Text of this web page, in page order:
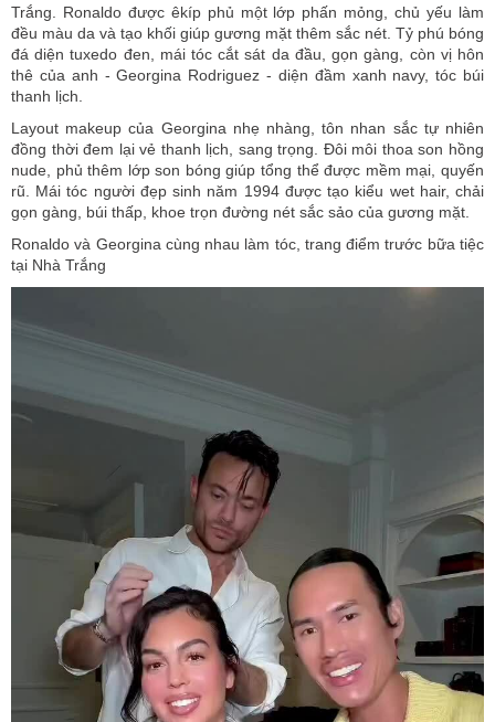
Trắng. Ronaldo được êkíp phủ một lớp phấn mỏng, chủ yếu làm
đều màu da và tạo khối giúp gương mặt thêm sắc nét. Tỷ phú bóng
đá diện tuxedo đen, mái tóc cắt sát da đầu, gọn gàng, còn vị hôn
thê của anh - Georgina Rodriguez - diện đầm xanh navy, tóc búi
thanh lịch.
Layout makeup của Georgina nhẹ nhàng, tôn nhan sắc tự nhiên
đồng thời đem lại vẻ thanh lịch, sang trọng. Đôi môi thoa son hồng
nude, phủ thêm lớp son bóng giúp tổng thể được mềm mại, quyến
rũ. Mái tóc người đẹp sinh năm 1994 được tạo kiểu wet hair, chải
gọn gàng, búi thấp, khoe trọn đường nét sắc sảo của gương mặt.
Ronaldo và Georgina cùng nhau làm tóc, trang điểm trước bữa tiệc
tại Nhà Trắng